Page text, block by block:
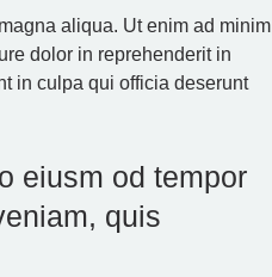
aliqua. Ut enim ad minim
dolor in reprehenderit in
in culpa qui officia deserunt
eiusm od tempor
quis